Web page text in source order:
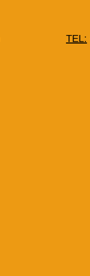
TEL: